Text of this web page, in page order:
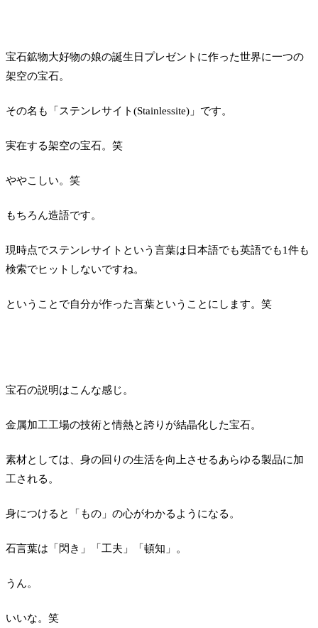
宝石鉱物大好物の娘の誕生日プレゼントに作った世界に一つの
架空の宝石。
その名も「ステンレサイト(Stainlessite)」です。
実在する架空の宝石。笑
ややこしい。笑
もちろん造語です。
現時点でステンレサイトという言葉は日本語でも英語でも1件も
検索でヒットしないですね。
ということで自分が作った言葉ということにします。笑
宝石の説明はこんな感じ。
金属加工工場の技術と情熱と誇りが結晶化した宝石。
素材としては、身の回りの生活を向上させるあらゆる製品に加
工される。
身につけると「もの」の心がわかるようになる。
石言葉は「閃き」「工夫」「頓知」。
うん。
いいな。笑